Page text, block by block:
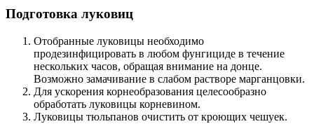
Подготовка луковиц
Отобранные луковицы необходимо
продезинфицировать в любом фунгициде в течение
нескольких часов, обращая внимание на донце.
Возможно замачивание в слабом растворе марганцовки.
Для ускорения корнеобразования целесообразно
обработать луковицы корневином.
Луковицы тюльпанов очистить от кроющих чешуек.